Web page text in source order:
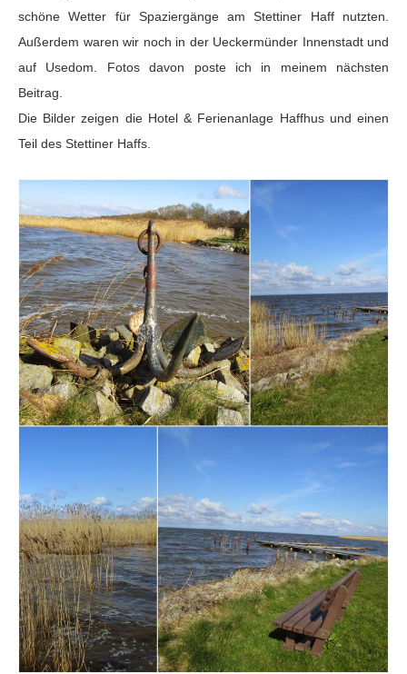
schöne Wetter für Spaziergänge am Stettiner Haff nutzten.
Außerdem waren wir noch in der Ueckermünder Innenstadt und
auf Usedom. Fotos davon poste ich in meinem nächsten
Beitrag.
Die Bilder zeigen die Hotel & Ferienanlage Haffhus und einen
Teil des Stettiner Haffs.